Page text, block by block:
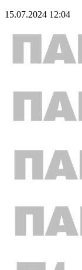
15.07.2024 12:04